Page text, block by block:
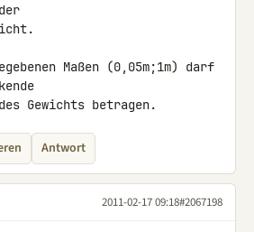
Maßen (0,05m;1m) darf
Gewichts betragen.
Antwort
2011-02-17 09:18#2067198